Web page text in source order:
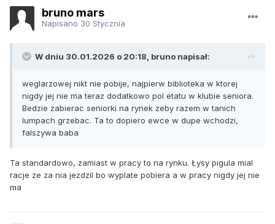
bruno mars
Napisano 30 Stycznia
W dniu 30.01.2026 o 20:18, bruno napisał:
weglarzowej nikt nie pobije, najpierw biblioteka w ktorej
nigdy jej nie ma teraz dodatkowo pol etatu w klubie seniora.
Bedzie zabierac seniorki na rynek zeby razem w tanich
lumpach grzebac. Ta to dopiero ewce w dupe wchodzi,
falszywa baba
Ta standardowo, zamiast w pracy to na rynku. Łysy pigula mial
racje ze za nia jezdzil bo wyplate pobiera a w pracy nigdy jej nie
ma